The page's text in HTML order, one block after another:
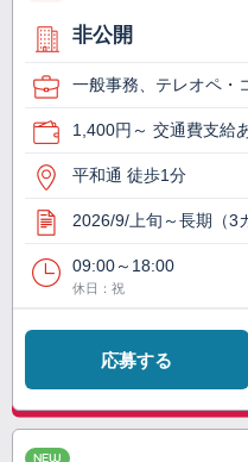
非公開
一般事務、テレオペ・
1,400円～ 交通費支給
平和通 徒歩1分
2026/9/上旬～長期（3
09:00～18:00
休日：祝
応募する
NEW